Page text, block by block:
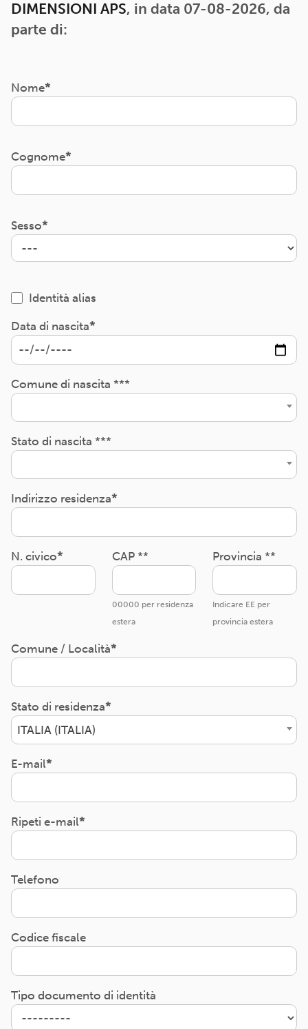
DIMENSIONI APS, in data 07-08-2026, da
parte di:
Nome
Cognome
Sesso
Identità alias
Data di nascita
Comune di nascita ***
Stato di nascita ***
Indirizzo residenza
N. civico CAP **
00000 per residenza
estera
Provincia **
Indicare EE per
provincia estera
Comune / Località
Stato di residenza
ITALIA (ITALIA)
E-mail
Ripeti e-mail
Telefono
Codice fiscale
Tipo documento di identità